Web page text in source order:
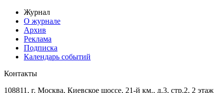
Журнал
О журнале
Архив
Реклама
Подписка
Календарь событий
Контакты
108811, г. Москва, Киевское шоссе, 21-й км., д.3, стр.2, 2 этаж